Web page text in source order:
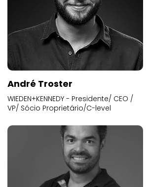
André Troster
WIEDEN+KENNEDY - Presidente/ CEO /
VP/ Sócio Proprietário/C-level